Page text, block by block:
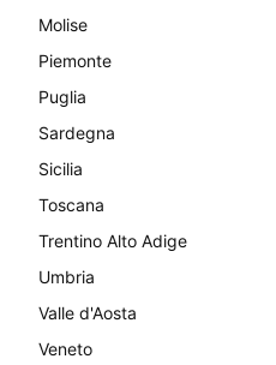
Molise
Piemonte
Puglia
Sardegna
Sicilia
Toscana
Trentino Alto Adige
Umbria
Valle d'Aosta
Veneto